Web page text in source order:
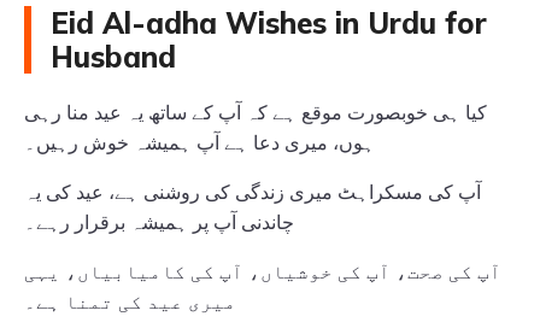
Eid Al-adha Wishes in Urdu for
Husband
کیا ہی خوبصورت موقع ہے کہ آپ کے ساتھ یہ عید منا رہی
ہوں، میری دعا ہے آپ ہمیشہ خوش رہیں۔
آپ کی مسکراہٹ میری زندگی کی روشنی ہے، عید کی یہ
چاندنی آپ پر ہمیشہ برقرار رہے۔
آپ کی صحت، آپ کی خوشیاں، آپ کی کامیابیاں، یہی
میری عید کی تمنا ہے۔